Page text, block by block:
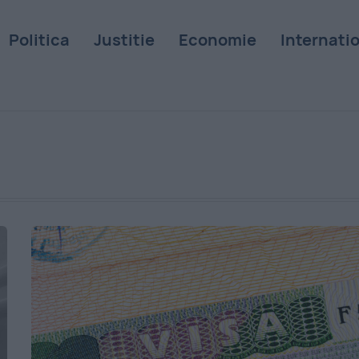
Politica Justitie Economie